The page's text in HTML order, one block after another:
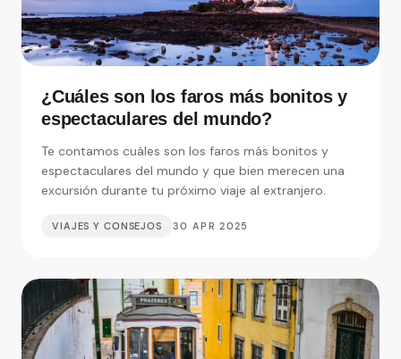
¿Cuáles son los faros más bonitos y
espectaculares del mundo?
Te contamos cuáles son los faros más bonitos y
espectaculares del mundo y que bien merecen una
excursión durante tu próximo viaje al extranjero.
VIAJES Y CONSEJOS 30 APR 2025